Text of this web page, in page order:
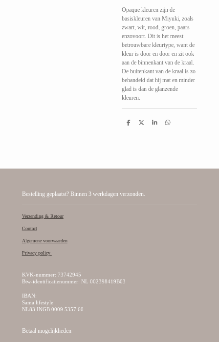
Opaque kleuren zijn de
basiskleuren van Miyuki, zoals
zwart, wit, rood, groen, paars
enzovoort. Dit is het meest
betrouwbare kleurtype, want de
kleur is door en door en zit ook
aan de binnenkant van de kraal.
De buitenkant van de kraal is zo
behandeld dat hij mat en minder
glad is dan de glanzende
kleuren.
D
D
S
D
Bestelling geplaatst? Binnen 3 werkdagen verzonden.
Verzending & Retour
Contact
Algemene voorwaarden
Privacy policy
KVK-nummer: 73742945
Btw-identificatienummer: NL 002398419B03
IBAN:
Sama lifestyle
NL83 INGB 0009 5357 60
Betaal mogelijkheden